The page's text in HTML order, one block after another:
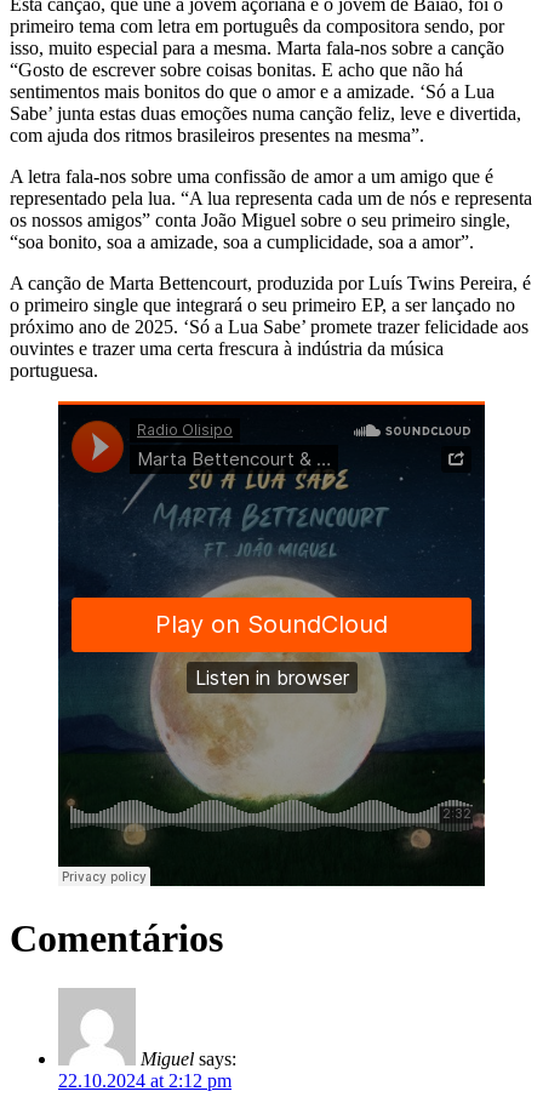
primeiro tema com letra em português da compositora sendo, por
isso, muito especial para a mesma. Marta fala-nos sobre a canção
“Gosto de escrever sobre coisas bonitas. E acho que não há
sentimentos mais bonitos do que o amor e a amizade. ‘Só a Lua
Sabe’ junta estas duas emoções numa canção feliz, leve e divertida,
com ajuda dos ritmos brasileiros presentes na mesma”.
A letra fala-nos sobre uma confissão de amor a um amigo que é
representado pela lua. “A lua representa cada um de nós e representa
os nossos amigos” conta João Miguel sobre o seu primeiro single,
“soa bonito, soa a amizade, soa a cumplicidade, soa a amor”.
A canção de Marta Bettencourt, produzida por Luís Twins Pereira, é
o primeiro single que integrará o seu primeiro EP, a ser lançado no
próximo ano de 2025. ‘Só a Lua Sabe’ promete trazer felicidade aos
ouvintes e trazer uma certa frescura à indústria da música
portuguesa.
Comentários
Miguel says:
22.10.2024 at 2:12 pm